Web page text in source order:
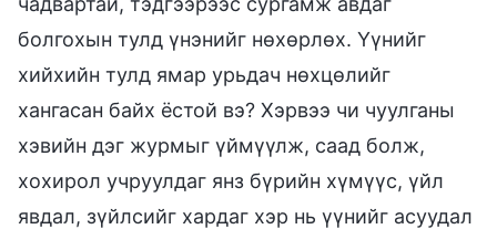
болгохын тулд үнэнийг нөхөрлөх. Үүнийг
хийхийн тулд ямар урьдач нөхцөлийг
хангасан байх ёстой вэ? Хэрвээ чи чуулганы
хэвийн дэг журмыг үймүүлж, саад болж,
хохирол учруулдаг янз бүрийн хүмүүс, үйл
явдал, зүйлсийг хардаг хэр нь үүнийг асуудал